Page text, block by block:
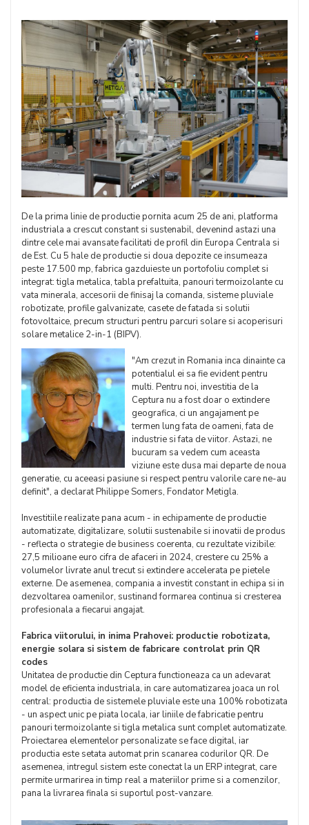
De la prima linie de productie pornita acum 25 de ani, platforma
industriala a crescut constant si sustenabil, devenind astazi una
dintre cele mai avansate facilitati de profil din Europa Centrala si
de Est. Cu 5 hale de productie si doua depozite ce insumeaza
peste 17.500 mp, fabrica gazduieste un portofoliu complet si
integrat: tigla metalica, tabla prefaltuita, panouri termoizolante cu
vata minerala, accesorii de finisaj la comanda, sisteme pluviale
robotizate, profile galvanizate, casete de fatada si solutii
fotovoltaice, precum structuri pentru parcuri solare si acoperisuri
solare metalice 2-in-1 (BIPV).
"Am crezut in Romania inca dinainte ca
potentialul ei sa fie evident pentru
multi. Pentru noi, investitia de la
Ceptura nu a fost doar o extindere
geografica, ci un angajament pe
termen lung fata de oameni, fata de
industrie si fata de viitor. Astazi, ne
bucuram sa vedem cum aceasta
viziune este dusa mai departe de noua
generatie, cu aceeasi pasiune si respect pentru valorile care ne-au
definit", a declarat Philippe Somers, Fondator Metigla.
Investitiile realizate pana acum - in echipamente de productie
automatizate, digitalizare, solutii sustenabile si inovatii de produs
- reflecta o strategie de business coerenta, cu rezultate vizibile:
27,5 milioane euro cifra de afaceri in 2024, crestere cu 25% a
volumelor livrate anul trecut si extindere accelerata pe pietele
externe. De asemenea, compania a investit constant in echipa si in
dezvoltarea oamenilor, sustinand formarea continua si cresterea
profesionala a fiecarui angajat.
Fabrica viitorului, in inima Prahovei: productie robotizata,
energie solara si sistem de fabricare controlat prin QR
codes
Unitatea de productie din Ceptura functioneaza ca un adevarat
model de eficienta industriala, in care automatizarea joaca un rol
central: productia de sistemele pluviale este una 100% robotizata
- un aspect unic pe piata locala, iar liniile de fabricatie pentru
panouri termoizolante si tigla metalica sunt complet automatizate.
Proiectarea elementelor personalizate se face digital, iar
productia este setata automat prin scanarea codurilor QR. De
asemenea, intregul sistem este conectat la un ERP integrat, care
permite urmarirea in timp real a materiilor prime si a comenzilor,
pana la livrarea finala si suportul post-vanzare.